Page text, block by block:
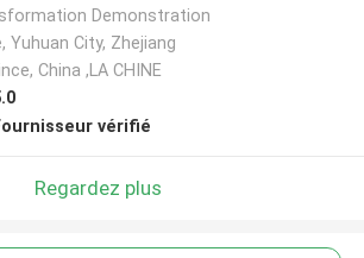
Demonstration
Yuhuan City, Zhejiang
China ,LA CHINE
vérifié
Regardez plus